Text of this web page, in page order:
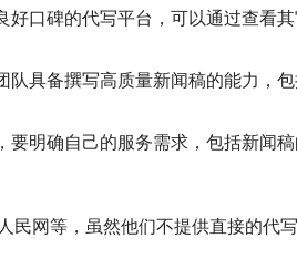
口碑的代写平台，可以通过查看
具备撰写高质量新闻稿的能力，
明确自己的服务需求，包括新闻
民网等，虽然他们不提供直接的代